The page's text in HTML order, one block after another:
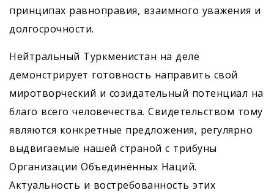
принципах равноправия, взаимного уважения и
долгосрочности.
Нейтральный Туркменистан на деле
демонстрирует готовность направить свой
миротворческий и созидательный потенциал на
благо всего человечества. Свидетельством тому
являются конкретные предложения, регулярно
выдвигаемые нашей страной с трибуны
Организации Объединённых Наций.
Актуальность и востребованность этих